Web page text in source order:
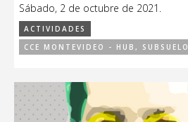
Sábado, 2 de octubre de 2021.
ACTIVIDADES
CCE MONTEVIDEO - HUB,